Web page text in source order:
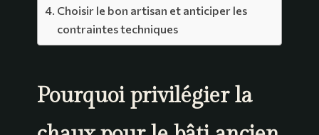
Choisir le bon artisan et anticiper les
contraintes techniques
Pourquoi privilégier la